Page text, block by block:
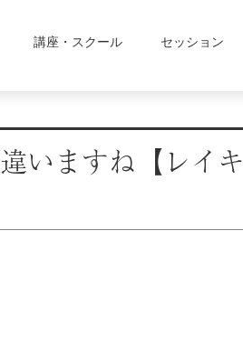
講座・スクール セッション
いますね【レイキ